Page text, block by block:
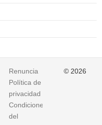
Renuncia
Política de
privacidad
Condiciones
del
© 2026